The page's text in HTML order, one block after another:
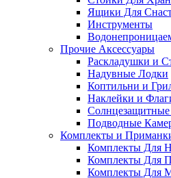
Ящики Для
Инструменты
Прочие Аксессуары
Раскладушки и
Надувные Лодки
Коптильни и
Наклейки и
Подводные
Комплекты и
Комплекты Для
Комплекты Для
Комплекты Для